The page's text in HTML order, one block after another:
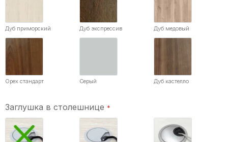
Дуб приморский Дуб экспрессив Дуб медовый
Орех стандарт Серый Дуб кастелло
Заглушка в столешнице